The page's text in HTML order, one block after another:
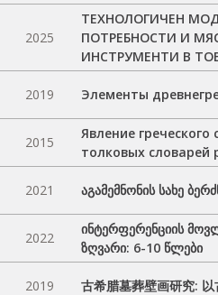
2025
ТЕХНОЛОГИЧЕН
ПОТРЕБНОСТИ И
ИНСТРУМЕНТИ В
2019 Элементы
2015
Явление
толковых словарей
2021 აგამემნონის სახე
2022
ინტერფერენციის
ზღვარი: 6-10 წლები
2019 古希腊墓葬壁画研究: